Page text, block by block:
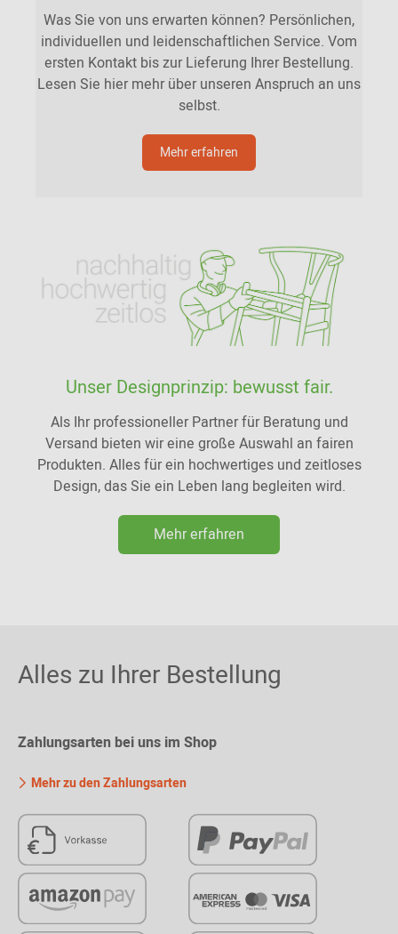
Was Sie von uns erwarten können? Persönlichen,
individuellen und leidenschaftlichen Service. Vom
ersten Kontakt bis zur Lieferung Ihrer Bestellung.
Lesen Sie hier mehr über unseren Anspruch an uns
selbst.
Mehr erfahren
Unser Designprinzip: bewusst fair.
Als Ihr professioneller Partner für Beratung und
Versand bieten wir eine große Auswahl an fairen
Produkten. Alles für ein hochwertiges und zeitloses
Design, das Sie ein Leben lang begleiten wird.
Mehr erfahren
Alles zu Ihrer Bestellung
Zahlungsarten bei uns im Shop
Mehr zu den Zahlungsarten